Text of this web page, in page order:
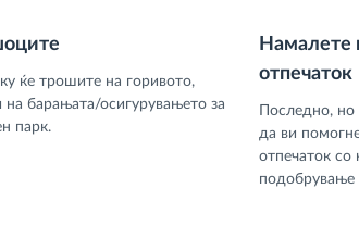
ќе трошите на горивото,
барањата/осигурувањето за
парк.
Намалете
отпечаток
Последно,
да ви
отпечаток
подобрување